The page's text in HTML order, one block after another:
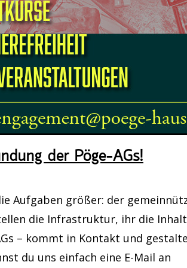
Uhr
im Pöge-Haus
Uhr
18:00 Uhr
Uhr
im Pöge-Haus
12:00 Uhr - 14:30 Uhr
der Pöge-AGs!
Aufgaben größer: der
die Infrastruktur, ihr die
– kommt in Kontakt und
du uns einfach eine E-Mail an